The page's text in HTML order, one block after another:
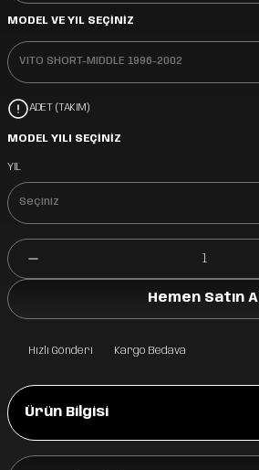
MODEL VE YIL SEÇİNİZ
ADET (TAKIM)
MODEL YILI SEÇİNİZ
YIL
Hemen Satın Al
Hızlı Gönderi Kargo Bedava
Ürün Bilgisi